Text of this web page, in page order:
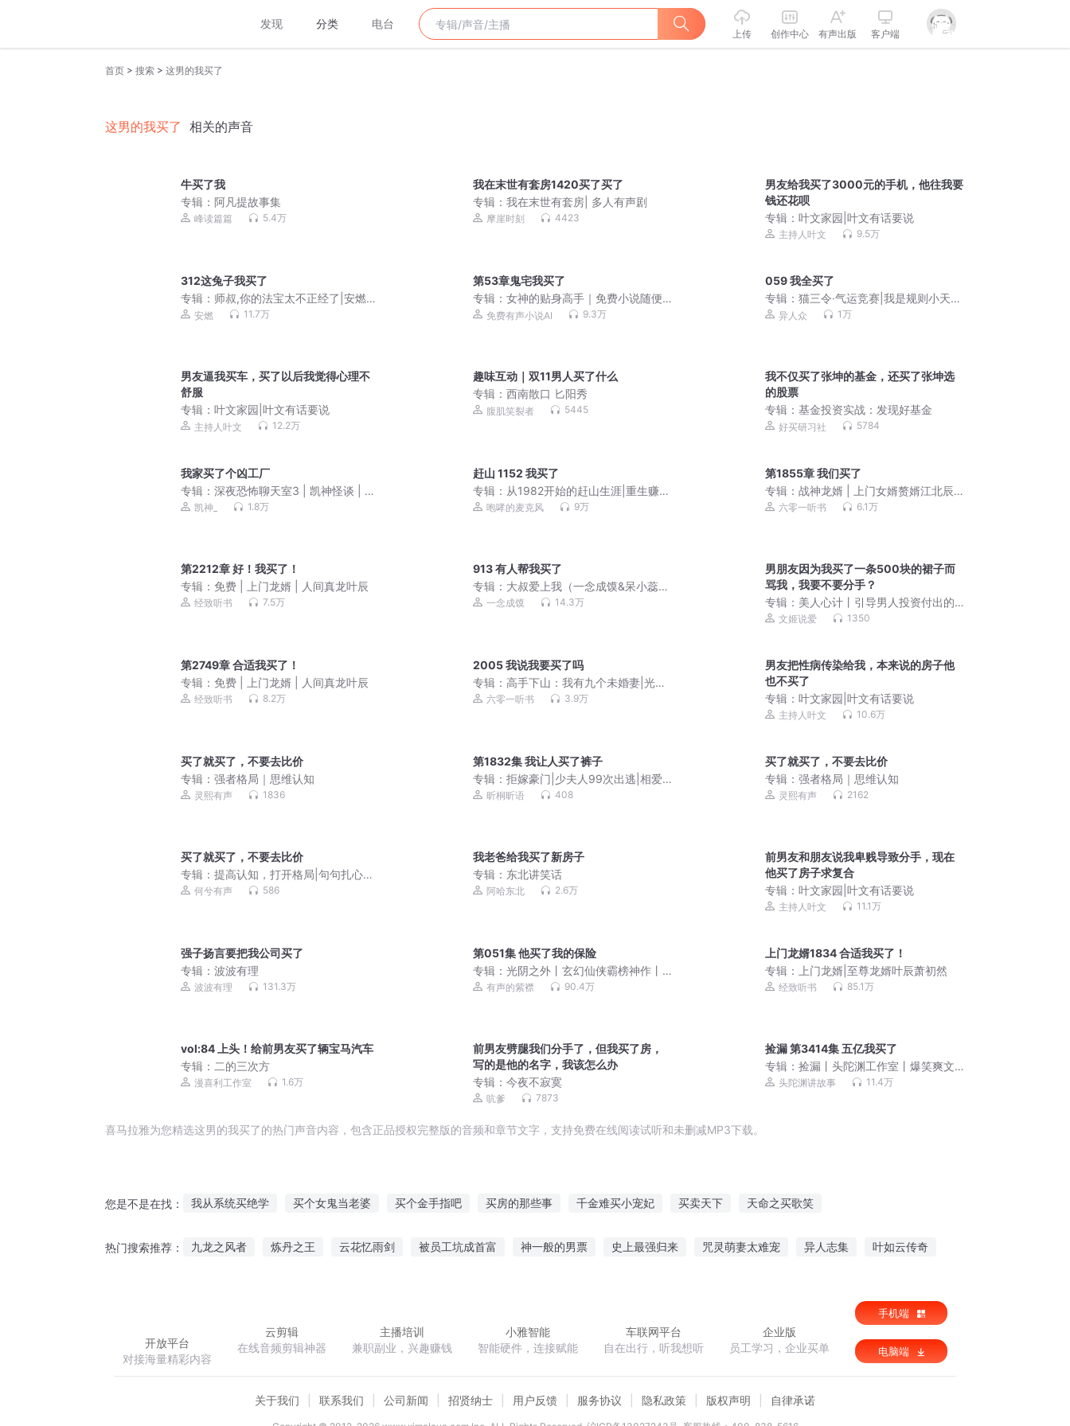
发现 分类 电台
上传 创作中心 有声出版 客户端
首页 > 搜索 > 这男的我买了
这男的我买了 相关的声音
牛买了我
专辑： 阿凡提故事集
峰读篇篇 5.4万
我在末世有套房1420买了买了
专辑：我在末世有套房| 多人有声剧
摩崖时刻 4423
男友给我买了3000元的手机，他往我要
钱还花呗
专辑：叶文家园|叶文有话要说
主持人叶文 9.5万
312这兔子我买了
专辑： 师叔,你的法宝太不正经了|安燃穿
越爆笑修仙|法宝不正经VIP免费有声小
安燃 11.7万
第53章鬼宅我买了
专辑：女神的贴身高手｜免费小说随便
听｜美女爽文
免费有声小说AI 9.3万
059 我全买了
专辑：猫三令·气运竞赛|我是规则小天
才|校园成长冒险故事
异人众 1万
男友逼我买车，买了以后我觉得心理不
舒服
专辑： 叶文家园|叶文有话要说
主持人叶文 12.2万
趣味互动｜双11男人买了什么
专辑：西南散口 匕阳秀
腹肌笑裂者 5445
我不仅买了张坤的基金，还买了张坤选
的股票
专辑：基金投资实战：发现好基金
好买研习社 5784
我家买了个凶工厂
专辑： 深夜恐怖聊天室3 | 凯神怪谈 | 听
友故事
凯神_ 1.8万
赶山 1152 我买了
专辑： 从1982开始的赶山生涯|重生赚
钱|东北猎人|经典年代剧|无系统|多人有
咆哮的麦克风 9万
第1855章 我们买了
专辑：战神龙婿 | 上门女婿赘婿江北辰
丨刺儿丨威震四海
六零一听书 6.1万
第2212章 好！我买了！
专辑： 免费 | 上门龙婿 | 人间真龙叶辰
经致听书 7.5万
913 有人帮我买了
专辑： 大叔爱上我（一念成馍&呆小蕊_
那时花正开）
一念成馍 14.3万
男朋友因为我买了一条500块的裙子而
骂我，我要不要分手？
专辑： 美人心计丨引导男人投资付出的
实用恋爱技巧
文姬说爱 1350
第2749章 合适我买了！
专辑： 免费 | 上门龙婿 | 人间真龙叶辰
经致听书 8.2万
2005 我说我要买了吗
专辑： 高手下山：我有九个未婚妻|光头
下山|美女如云|偷香
六零一听书 3.9万
男友把性病传染给我，本来说的房子他
也不买了
专辑：叶文家园|叶文有话要说
主持人叶文 10.6万
买了就买了，不要去比价
专辑： 强者格局｜思维认知
灵熙有声 1836
第1832集 我让人买了裤子
专辑：拒嫁豪门|少夫人99次出逃|相爱
相杀|都市玄幻|霸总开炮抢婚|初恋变狼
昕桐昕语 408
买了就买了，不要去比价
专辑：强者格局｜思维认知
灵熙有声 2162
买了就买了，不要去比价
专辑： 提高认知，打开格局|句句扎心真
话 何兮有声 586
我老爸给我买了新房子
专辑： 东北讲笑话
阿哈东北 2.6万
前男友和朋友说我卑贱导致分手，现在
他买了房子求复合
专辑：叶文家园|叶文有话要说
主持人叶文 11.1万
强子扬言要把我公司买了
专辑： 波波有理
波波有理 131.3万
第051集 他买了我的保险
专辑：光阴之外丨玄幻仙侠霸榜神作丨
耳根丨紫襟领衔多人有声剧
有声的紫襟 90.4万
上门龙婿1834 合适我买了！
专辑：
上门龙婿|至尊龙婿叶辰萧初然
经致听书 85.1万
vol:84 上头！给前男友买了辆宝马汽车
专辑： 二的三次方
漫喜利工作室 1.6万
前男友劈腿我们分手了，但我买了房，
写的是他的名字，我该怎么办
专辑：今夜不寂寞
吭爹 7873
捡漏 第3414集 五亿我买了
专辑：捡漏丨头陀渊工作室丨爆笑爽文
丨都市热血丨扮猪吃老虎丨鉴宝丨VIP免
头陀渊讲故事 11.4万
喜马拉雅为您精选这男的我买了的热门声音内容，包含正品授权完整版的音频和章节文字，支持免费在线阅读试听和未删减MP3下载。
您是不是在找： 我从系统买绝学 买个女鬼当老婆 买个金手指吧 买房的那些事 千金难买小宠妃 买卖天下 天命之买歌笑
买下帮会的新帮主是个代打 买来的新娘 火影超时空买家 买个娘子是悍妻 买了个中二老婆 重生房子买买买 灵魂买卖之人间游
热门搜索推荐： 九龙之风者 炼丹之王 云花忆雨剑 被员工坑成首富 神一般的男票 史上最强归来 咒灵萌妻太难宠 异人志集 叶如云传奇
开放平台
对接海量精彩内容
云剪辑
在线音频剪辑神器
主播培训
兼职副业，兴趣赚钱
小雅智能
智能硬件，连接赋能
车联网平台
自在出行，听我想听
企业版
员工学习，企业买单
手机端
电脑端
关于我们 联系我们 公司新闻 招贤纳士 用户反馈 服务协议 隐私政策 版权声明 自律承诺